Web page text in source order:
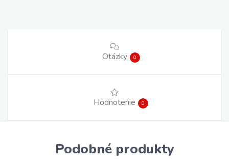
Otázky 0
Hodnotenie 0
Podobné produkty